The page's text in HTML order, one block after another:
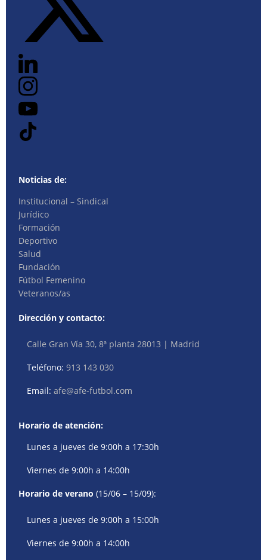
Noticias de:
Institucional – Sindical
Jurídico
Formación
Deportivo
Salud
Fundación
Fútbol Femenino
Veteranos/as
Dirección y contacto:
Calle Gran Vía 30, 8ª planta 28013 | Madrid
Teléfono:913 143 030
Email:afe@afe-futbol.com
Horario de atención:
Lunes a jueves de 9:00h a 17:30h
Viernes de 9:00h a 14:00h
Horario de verano (15/06 – 15/09):
Lunes a jueves de 9:00h a 15:00h
Viernes de 9:00h a 14:00h